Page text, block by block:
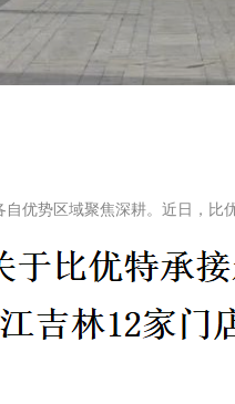
优势区域聚焦深耕。近日，